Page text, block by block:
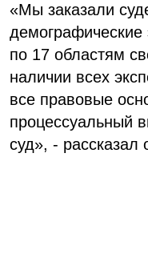
«Мы заказали
демографические
по 17 областям
наличии всех
все правовые
процессуальный
суд», - рассказал